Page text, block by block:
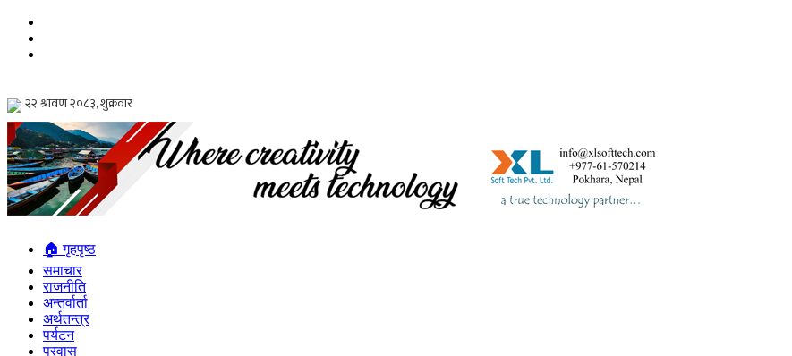
🏠 गृहपृष्ठ
समाचार
राजनीति
अन्तर्वार्ता
अर्थतन्त्र
पर्यटन
प्रवास